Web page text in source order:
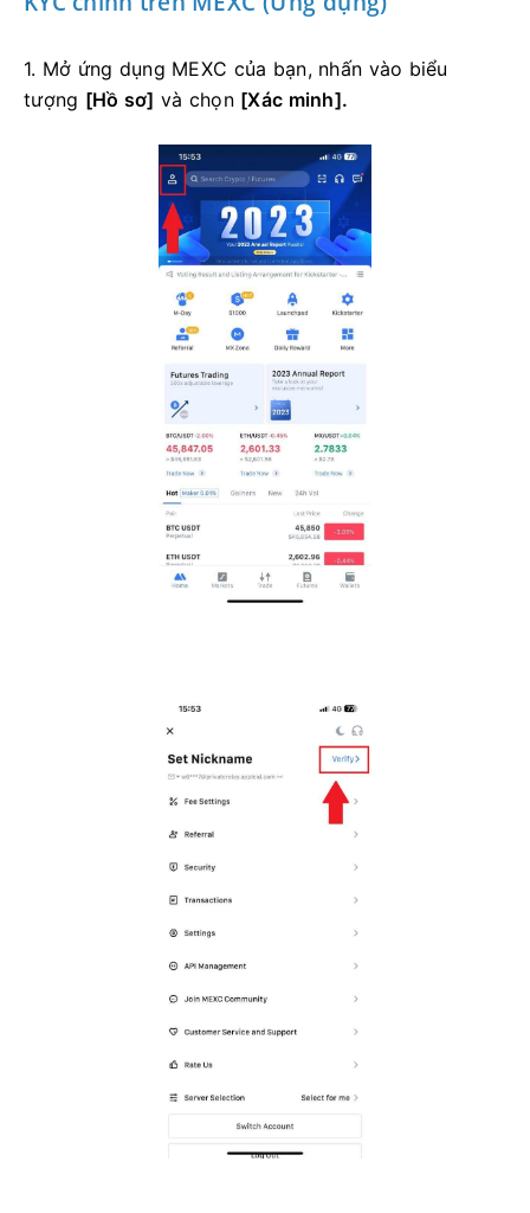
1. Mở ứng dụng MEXC của bạn, nhấn vào biểu
tượng [Hồ sơ] và chọn [Xác minh].